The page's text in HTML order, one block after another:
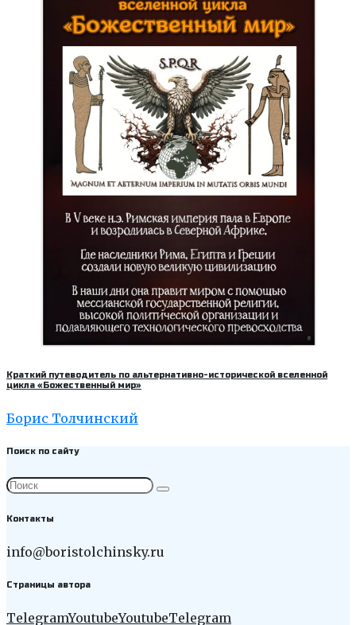
Краткий путеводитель по альтернативно-исторической вселенной
цикла «Божественный мир»
Борис Толчинский
Поиск по сайту
Контакты
info@boristolchinsky.ru
Страницы автора
TelegramYoutubeYoutubeTelegram